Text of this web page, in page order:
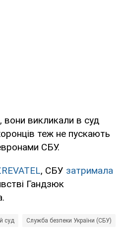
вони викликали в суд
теж не пускають
СБУ.
, СБУ затримала
Гандзюк
суд Служба безпеки України (СБУ)